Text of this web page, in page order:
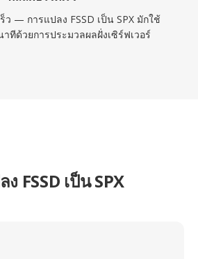
ว — การแปลง FSSD เป็น SPX มักใช้
าทีด้วยการประมวลผลฝั่งเซิร์ฟเวอร์
FSSD เป็น SPX